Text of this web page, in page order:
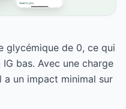
glycémique de 0, ce qui
bas. Avec une charge
un impact minimal sur